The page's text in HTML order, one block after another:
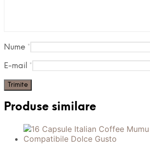
Nume *
E-mail *
Produse similare